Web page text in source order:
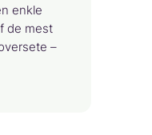
enkle
de mest
–